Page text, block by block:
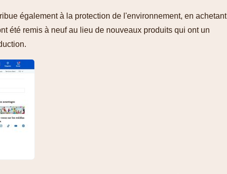
également à la protection de l'environnement, en achetant
été remis à neuf au lieu de nouveaux produits qui ont un